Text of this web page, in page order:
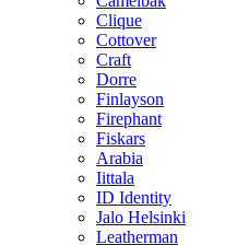
Clique
Cottover
Craft
Dorre
Finlayson
Firephant
Fiskars
Arabia
Iittala
ID Identity
Jalo Helsinki
Leatherman